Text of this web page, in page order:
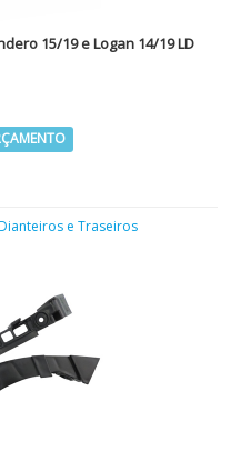
15/19 e Logan 14/19 LD
e Traseiros